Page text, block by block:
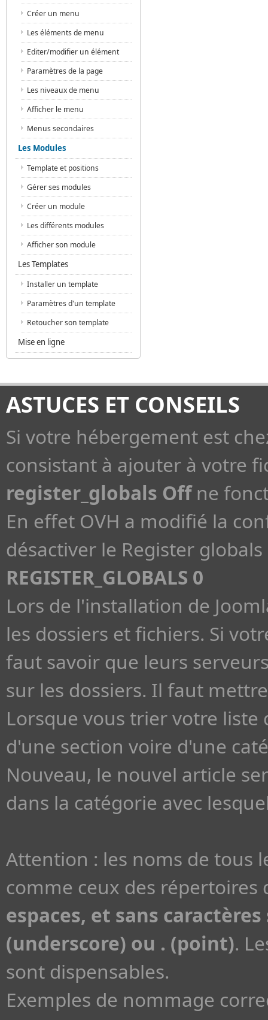
Créer un menu
Les éléments de menu
Editer/modifier un élément
Paramètres de la page
Les niveaux de menu
Afficher le menu
Menus secondaires
Les Modules
Template et positions
Gérer ses modules
Créer un module
Les différents modules
Afficher son module
Les Templates
Installer un template
Paramètres d'un template
Retoucher son template
Mise en ligne
ASTUCES ET CONSEILS
Si votre hébergement est
consistant à ajouter à votre
register_globals Offne
En effet OVH a modifié la
désactiver le Register
REGISTER_GLOBALS 0
Lors de l'installation de
les dossiers et fichiers. Si
faut savoir que leurs
sur les dossiers. Il faut
Lorsque vous trier votre
d'une section voire d'une
Nouveau, le nouvel article
dans la catégorie avec
Attention : les noms de tous
comme ceux des répertoires
espaces, et sans
(underscore) ou . (point).
sont dispensables.
Exemples de nommage